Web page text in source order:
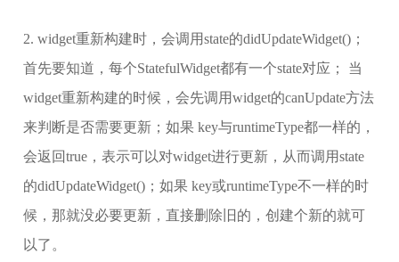
2. widget重新构建时，会调用state的didUpdateWidget()；
首先要知道，每个StatefulWidget都有一个state对应； 当
widget重新构建的时候，会先调用widget的canUpdate方法
来判断是否需要更新；如果 key与runtimeType都一样的，
会返回true，表示可以对widget进行更新，从而调用state
的didUpdateWidget()；如果 key或runtimeType不一样的时
候，那就没必要更新，直接删除旧的，创建个新的就可
以了。